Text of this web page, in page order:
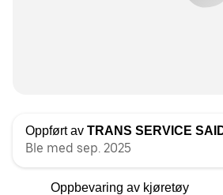
Oppført av TRANS SERVICE
Ble med sep. 2025
Oppbevaring av kjøretøy